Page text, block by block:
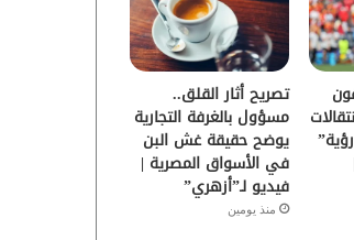
ر
و
ب
ق
ر
ا
م
“رؤية”
تصريح أثار القلق..
مسؤول بالغرفة التجارية
يوضح حقيقة غش البن
في الأسواق المصرية |
فيديو لـ”أزهري”
منذ يومين